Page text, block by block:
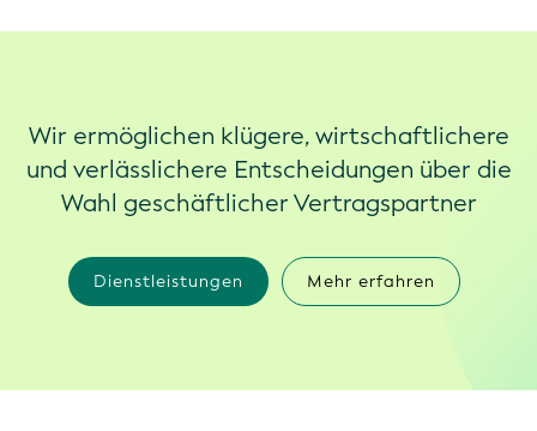
Wir ermöglichen klügere, wirtschaftlichere
und verlässlichere Entscheidungen über die
Wahl geschäftlicher Vertragspartner
Dienstleistungen Mehr erfahren